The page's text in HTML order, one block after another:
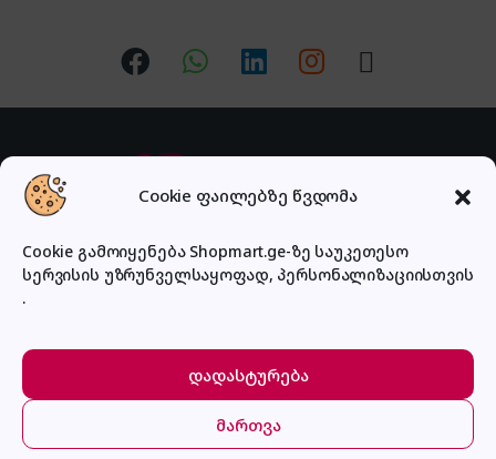
Cookie ფაილებზე წვდომა
Cookie გამოიყენება Shopmart.ge-ზე საუკეთესო
სერვისის უზრუნველსაყოფად, პერსონალიზაციისთვის
.
დადასტურება
მართვა
გაქვს შეკითხვა?
მთავარი კატეგორიები კალათა შესვლა